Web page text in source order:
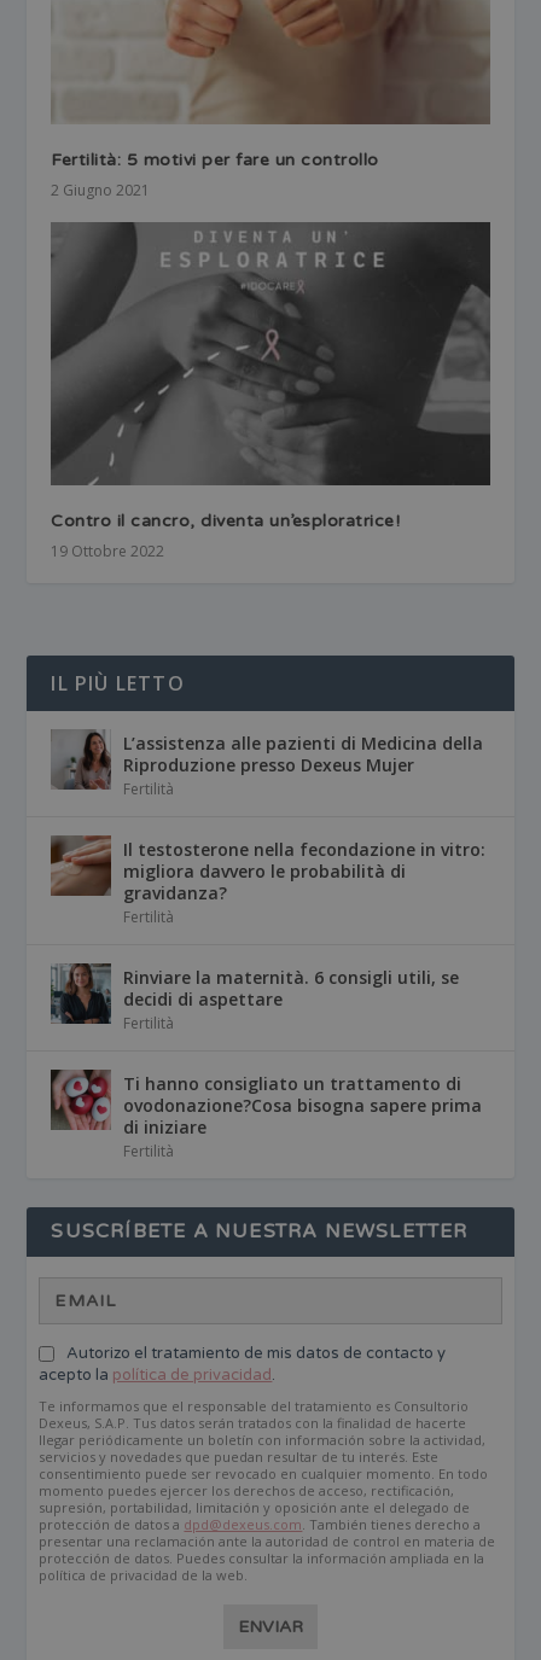
Fertilità: 5 motivi per fare un controllo
2 Giugno 2021
Contro il cancro, diventa un’esploratrice!
19 Ottobre 2022
IL PIÙ LETTO
L’assistenza alle pazienti di Medicina della
Riproduzione presso Dexeus Mujer
Fertilità
Il testosterone nella fecondazione in vitro:
migliora davvero le probabilità di
gravidanza?
Fertilità
Rinviare la maternità. 6 consigli utili, se
decidi di aspettare
Fertilità
Ti hanno consigliato un trattamento di
ovodonazione?Cosa bisogna sapere prima
di iniziare
Fertilità
SUSCRÍBETE A NUESTRA NEWSLETTER
Autorizo el tratamiento de mis datos de contacto y
acepto la política de privacidad.
Te informamos que el responsable del tratamiento es Consultorio
Dexeus, S.A.P. Tus datos serán tratados con la finalidad de hacerte
llegar periódicamente un boletín con información sobre la actividad,
servicios y novedades que puedan resultar de tu interés. Este
consentimiento puede ser revocado en cualquier momento. En todo
momento puedes ejercer los derechos de acceso, rectificación,
supresión, portabilidad, limitación y oposición ante el delegado de
protección de datos a dpd@dexeus.com . También tienes derecho a
presentar una reclamación ante la autoridad de control en materia de
protección de datos. Puedes consultar la información ampliada en la
política de privacidad de la web.
ENVIAR